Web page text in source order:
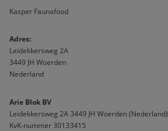
Kasper Faunafood
Adres:
Leidekkersweg 2A
3449 JH Woerden
Nederland
Arie Blok BV
Leidekkersweg 2A 3449 JH Woerden (Nederland)
KvK-nummer 30133415